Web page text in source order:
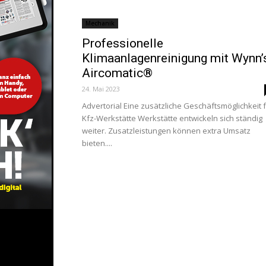
Mechanik
Professionelle
Klimaanlagenreinigung mit
Aircomatic®
24. Mai 2023
Advertorial Eine zusätzliche Geschäftsmöglichkeit
Kfz-Werkstätte Werkstätte entwickeln sich ständig
weiter. Zusatzleistungen können extra Umsatz
bieten....